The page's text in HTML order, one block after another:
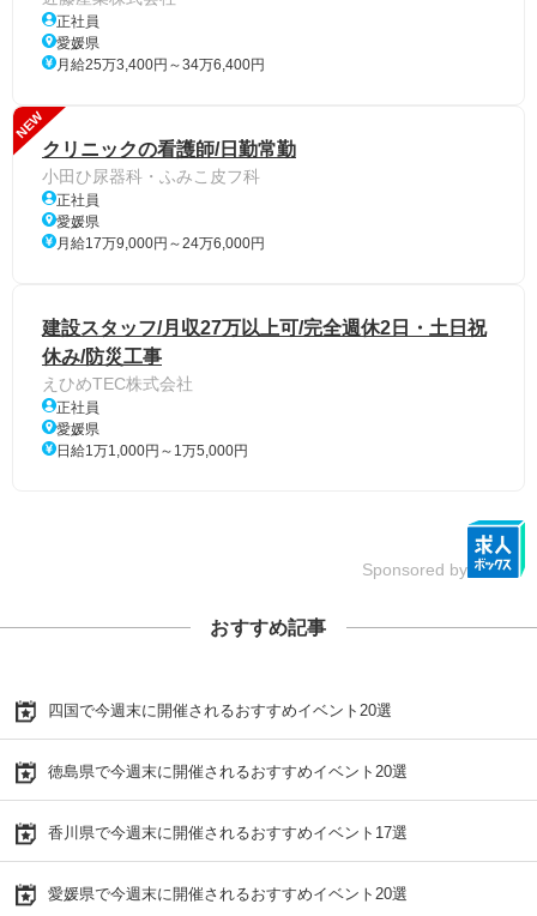
正社員
愛媛県
月給25万3,400円～34万6,400円
NEW
クリニックの看護師/日勤常勤
小田ひ尿器科・ふみこ皮フ科
正社員
愛媛県
月給17万9,000円～24万6,000円
建設スタッフ/月収27万以上可/完全週休2日・土日祝
休み/防災工事
えひめTEC株式会社
正社員
愛媛県
日給1万1,000円～1万5,000円
Sponsored by
おすすめ記事
四国で今週末に開催されるおすすめイベント20選
徳島県で今週末に開催されるおすすめイベント20選
香川県で今週末に開催されるおすすめイベント17選
愛媛県で今週末に開催されるおすすめイベント20選